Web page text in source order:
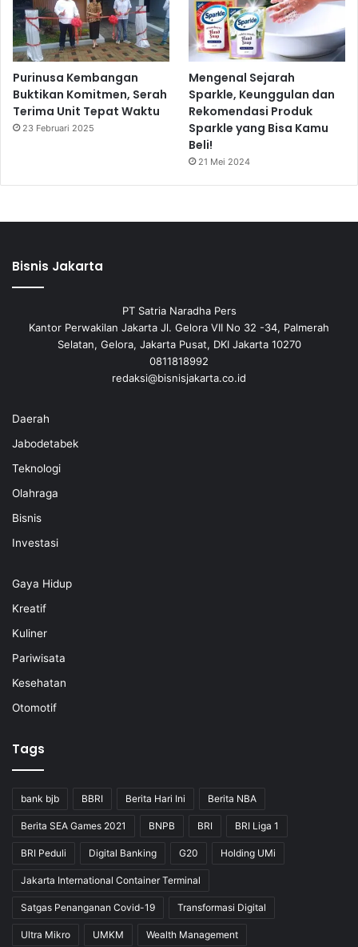
Purinusa Kembangan
Buktikan Komitmen, Serah
Terima Unit Tepat Waktu
23 Februari 2025
Mengenal Sejarah
Sparkle, Keunggulan dan
Rekomendasi Produk
Sparkle yang Bisa Kamu
Beli!
21 Mei 2024
Bisnis Jakarta
PT Satria Naradha Pers
Kantor Perwakilan Jakarta Jl. Gelora VII No 32 -34, Palmerah
Selatan, Gelora, Jakarta Pusat, DKI Jakarta 10270
0811818992
redaksi@bisnisjakarta.co.id
Daerah
Jabodetabek
Teknologi
Olahraga
Bisnis
Investasi
Gaya Hidup
Kreatif
Kuliner
Pariwisata
Kesehatan
Otomotif
Tags
bank bjb BBRI Berita Hari Ini Berita NBA
Berita SEA Games 2021 BNPB BRI BRI Liga 1
BRI Peduli Digital Banking G20 Holding UMi
Jakarta International Container Terminal
Satgas Penanganan Covid-19 Transformasi Digital
Ultra Mikro UMKM Wealth Management